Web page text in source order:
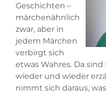
Geschichten –
märchenähnlich
zwar, aber in
jedem Märchen
verbirgt sich
etwas Wahres. Da
wieder und wieder
nimmt sich daraus,